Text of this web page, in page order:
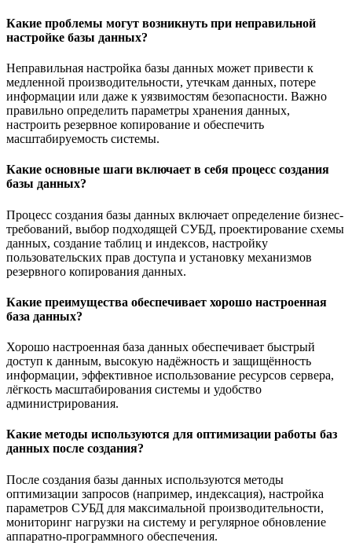
Какие проблемы могут возникнуть при неправильной
настройке базы данных?
Неправильная настройка базы данных может привести к
медленной производительности, утечкам данных, потере
информации или даже к уязвимостям безопасности. Важно
правильно определить параметры хранения данных,
настроить резервное копирование и обеспечить
масштабируемость системы.
Какие основные шаги включает в себя процесс создания
базы данных?
Процесс создания базы данных включает определение бизнес-
требований, выбор подходящей СУБД, проектирование схемы
данных, создание таблиц и индексов, настройку
пользовательских прав доступа и установку механизмов
резервного копирования данных.
Какие преимущества обеспечивает хорошо настроенная
база данных?
Хорошо настроенная база данных обеспечивает быстрый
доступ к данным, высокую надёжность и защищённость
информации, эффективное использование ресурсов сервера,
лёгкость масштабирования системы и удобство
администрирования.
Какие методы используются для оптимизации работы баз
данных после создания?
После создания базы данных используются методы
оптимизации запросов (например, индексация), настройка
параметров СУБД для максимальной производительности,
мониторинг нагрузки на систему и регулярное обновление
аппаратно-программного обеспечения.